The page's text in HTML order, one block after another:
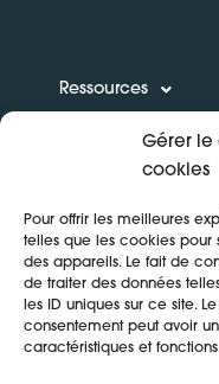
Gérer le
cookies
Pour offrir les meilleures
telles que les cookies
des appareils. Le fait de
de traiter des données
les ID uniques sur ce site.
consentement peut avoir
caractéristiques et
Ressources
Boîte à outils